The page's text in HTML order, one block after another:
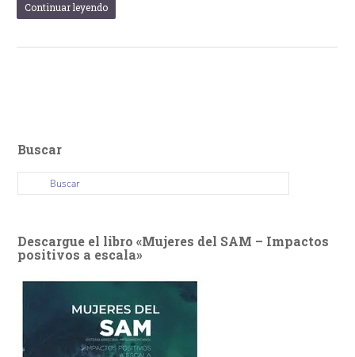
Continuar leyendo
Buscar
Descargue el libro «Mujeres del SAM – Impactos
positivos a escala»